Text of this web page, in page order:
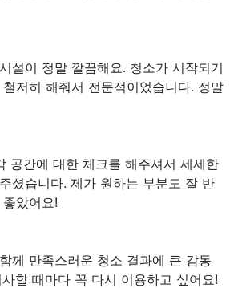
설이 정말 깔끔해요. 청소가 시작되기
저히 해줘서 전문적이었습니다. 정말
공간에 대한 체크를 해주셔서 세세한
셨습니다. 제가 원하는 부분도 잘 반
았어요!
께 만족스러운 청소 결과에 큰 감동
할 때마다 꼭 다시 이용하고 싶어요!